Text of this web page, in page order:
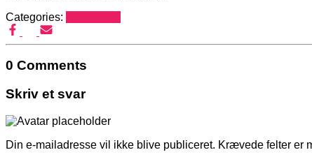
Categories:
0 Comments
Skriv et svar
Din e-mailadresse vil ikke blive publiceret. Krævede felter er